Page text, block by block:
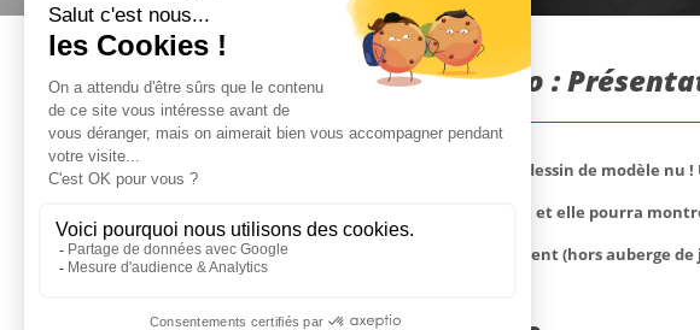
Dessin de modèle nu à Porto :
La mariée est une artiste ? Offrez-lui un cours de dessin de modèle
Un artiste posera entièrement nu pour la mariée, et elle pourra
L'activité a lieu dans l'intimité de votre hébergement (hors auberge